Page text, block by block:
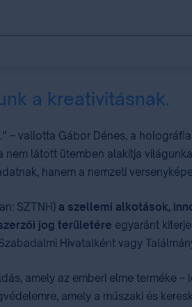
a kreativitásnak.
– vallotta Gábor Dénes, a
látott ütemben alakítja
hanem a nemzeti
SZTNH) a szellemi alkotások,
jog területére egyaránt
Hivatalként vagy
amely az emberi elme terméke
amely a műszaki és